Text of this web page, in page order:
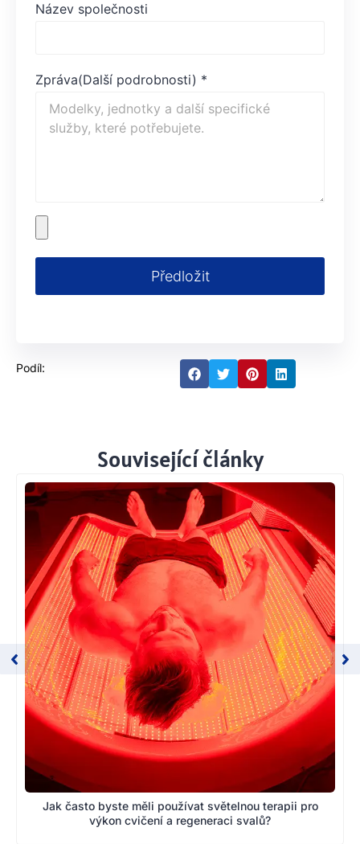
Název společnosti
Zpráva(Další podrobnosti) *
Předložit
Podíl:
Související články
Jak často byste měli používat světelnou terapii pro
výkon cvičení a regeneraci svalů?